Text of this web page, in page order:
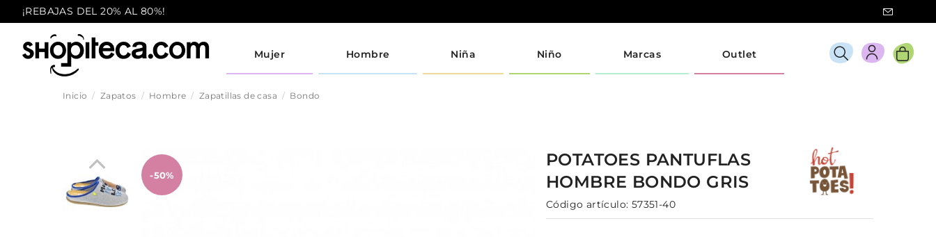
¡REBAJAS DEL 20% AL 80%!
Mujer Hombre Niña Niño Marcas Outlet
Inicio Zapatos Hombre Zapatillas de casa Bondo
-50%
POTATOES PANTUFLAS
HOMBRE BONDO GRIS
Código artículo: 57351-40